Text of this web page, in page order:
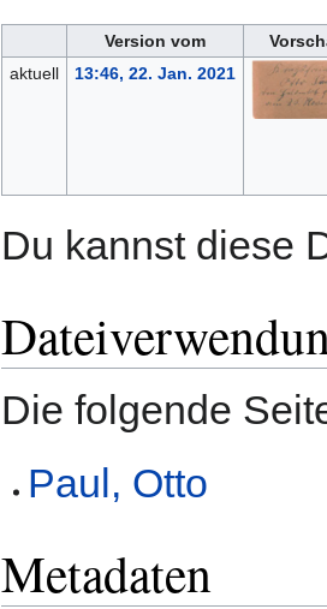
Version vom
aktuell
13:46, 22. Jan. 2021
Du kannst diese
Die folgende
Paul, Otto
Metadaten